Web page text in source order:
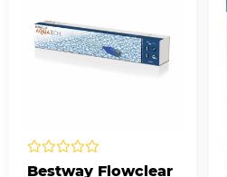
Bestway Flowclear